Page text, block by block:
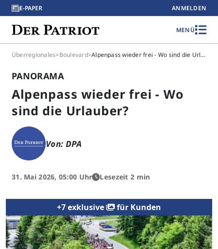
E-PAPER ANMELDEN
MENÜ
Überregionales>Boulevard> Alpenpass wieder frei - Wo sind die Urlauber?
PANORAMA
Alpenpass wieder frei - Wo
sind die Urlauber?
Von: DPA
31. Mai 2026, 05:00 Uhr Lesezeit 2 min
+7 exklusive für Kunden